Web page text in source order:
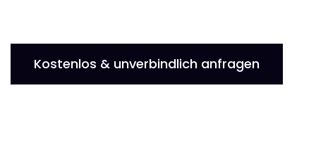
Kostenlos & unverbindlich anfragen